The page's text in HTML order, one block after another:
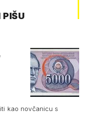
PIŠU
kao novčanicu s